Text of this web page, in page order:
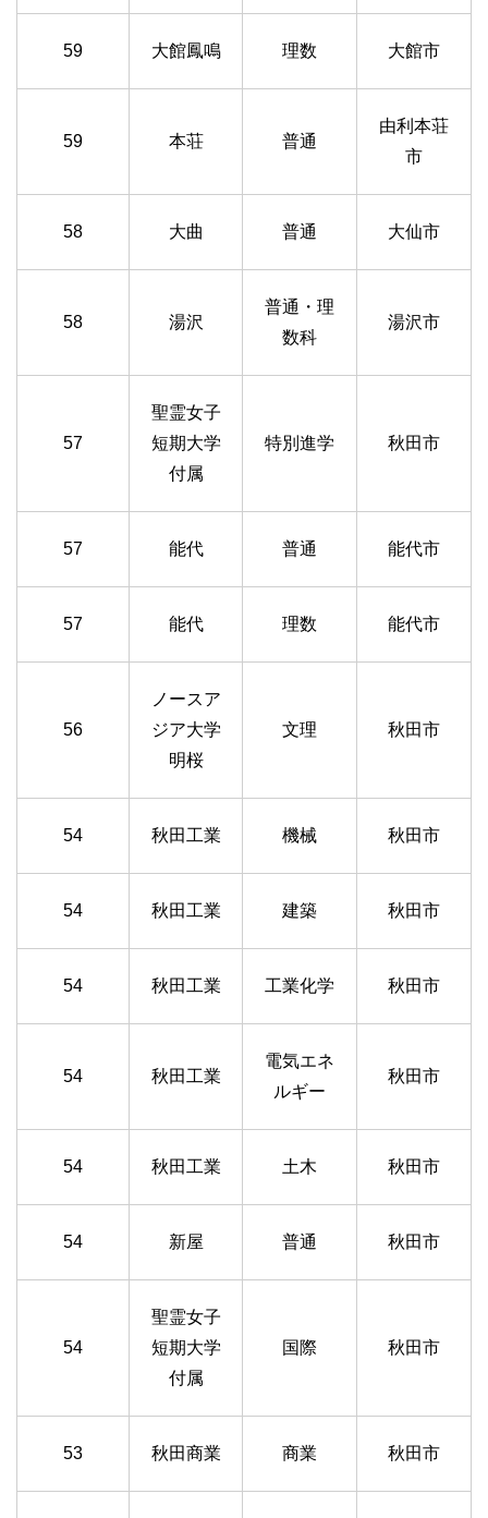
59 大館鳳鳴 理数 大館市
59 本荘 普通
由利本荘
市
58 大曲 普通 大仙市
58 湯沢
普通・理
数科
湯沢市
57
聖霊女子
短期大学
付属
特別進学 秋田市
57 能代 普通 能代市
57 能代 理数 能代市
56
ノースア
ジア大学
明桜
文理 秋田市
54 秋田工業 機械 秋田市
54 秋田工業 建築 秋田市
54 秋田工業 工業化学 秋田市
54 秋田工業
電気エネ
ルギー
秋田市
54 秋田工業 土木 秋田市
54 新屋 普通 秋田市
54
聖霊女子
短期大学
付属
国際 秋田市
53 秋田商業 商業 秋田市